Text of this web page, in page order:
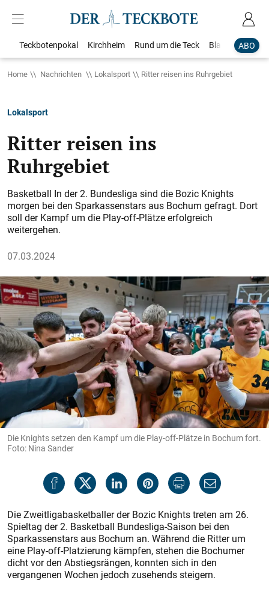
ABO
Teckbotenpokal Kirchheim Rund um die Teck Blaulicht
Home Nachrichten Lokalsport Ritter reisen ins Ruhrgebiet
Lokalsport
Ritter reisen ins
Ruhrgebiet
Basketball In der 2. Bundesliga sind die Bozic Knights
morgen bei den Sparkassenstars aus Bochum gefragt. Dort
soll der Kampf um die Play-off-Plätze erfolgreich
weitergehen.
07.03.2024
Die Knights setzen den Kampf um die Play-off-Plätze in Bochum fort.
Foto: Nina Sander
Die Zweitligabasketballer der Bozic Knights treten am 26.
Spieltag der 2. Basketball Bundesliga-Saison bei den
Sparkassenstars aus Bochum an. Während die Ritter um
eine Play-off-Platzierung kämpfen, stehen die Bochumer
dicht vor den Abstiegsrängen, konnten sich in den
vergangenen Wochen jedoch zusehends steigern.